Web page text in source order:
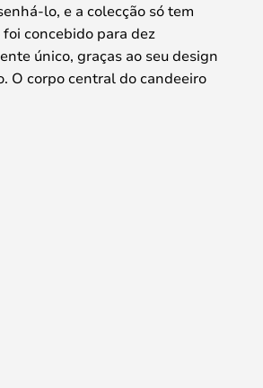
lo, e a colecção só tem
concebido para dez
único, graças ao seu design
O corpo central do candeeiro
e os pontos de união é
design moderno da Lampe
nos seus projectos desde
e visionários de Bernard-